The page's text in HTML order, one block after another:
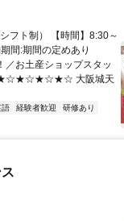
フト制） 【時間】8:30～
間:期間の定めあり
お土産ショップスタッ
大阪城天
語 経験者歓迎
研修あり